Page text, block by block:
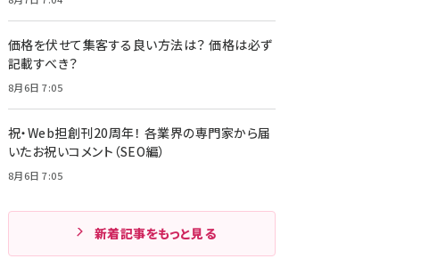
価格を伏せて集客する良い方法は？ 価格は必ず
記載すべき？
8月6日 7:05
祝・Web担創刊20周年！ 各業界の専門家から届
いたお祝いコメント（SEO編）
8月6日 7:05
新着記事をもっと見る